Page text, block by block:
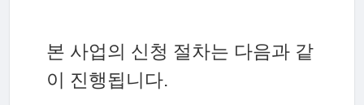
본 사업의 신청 절차는 다음과 같
이 진행됩니다.